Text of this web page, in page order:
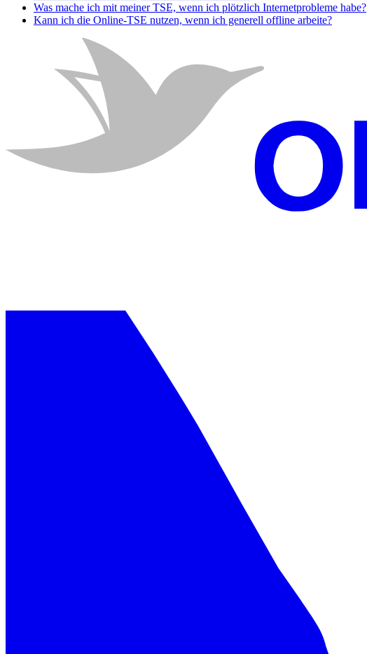
Was mache ich mit meiner TSE, wenn ich plötzlich Internetprobleme habe?
Kann ich die Online-TSE nutzen, wenn ich generell offline arbeite?